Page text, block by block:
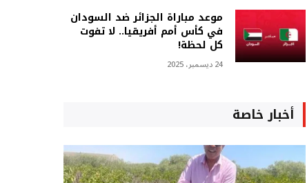
موعد مباراة الجزائر ضد السودان
في كأس أمم أفريقيا.. لا تفوت
كل لحظة!
24 ديسمبر، 2025
أخبار خاصة